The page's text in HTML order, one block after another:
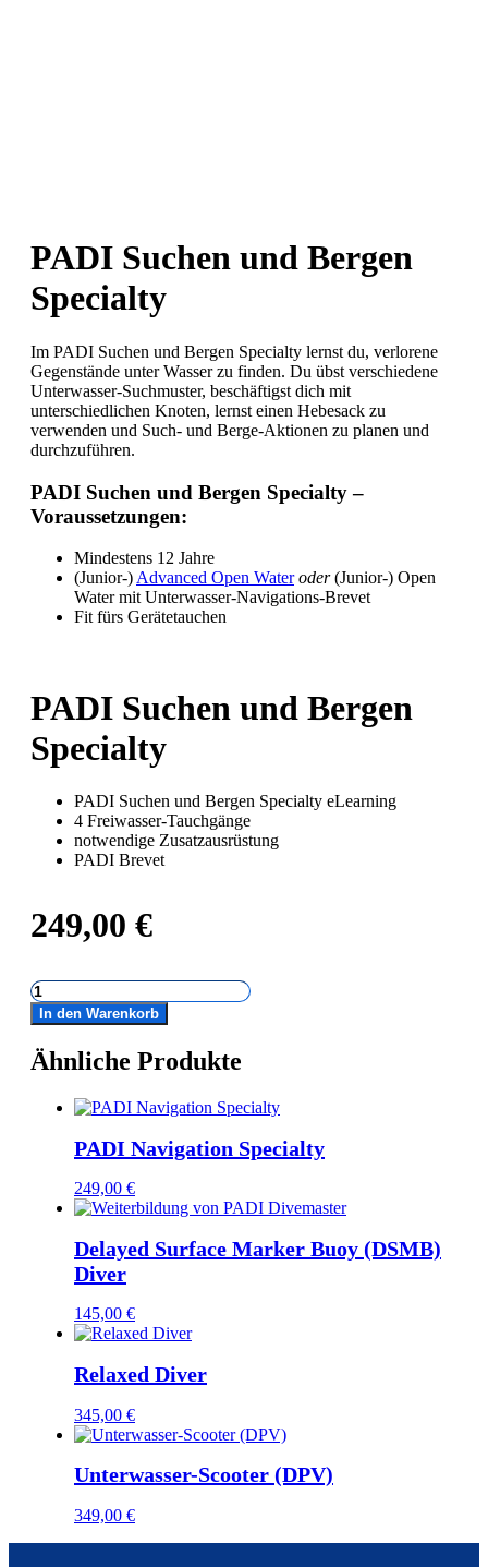
PADI Suchen und Bergen
Specialty
Im PADI Suchen und Bergen Specialty lernst du, verlorene
Gegenstände unter Wasser zu finden. Du übst verschiedene
Unterwasser-Suchmuster, beschäftigst dich mit
unterschiedlichen Knoten, lernst einen Hebesack zu
verwenden und Such- und Berge-Aktionen zu planen und
durchzuführen.
PADI Suchen und Bergen Specialty –
Voraussetzungen:
Mindestens 12 Jahre
(Junior-) Advanced Open Water oder(Junior-) Open
Water mit Unterwasser-Navigations-Brevet
Fit fürs Gerätetauchen
PADI Suchen und Bergen
Specialty
PADI Suchen und Bergen Specialty eLearning
4 Freiwasser-Tauchgänge
notwendige Zusatzausrüstung
PADI Brevet
249,00 €
PADI
Suchen
und
Bergen
Specialty
In den Warenkorb
Ähnliche Produkte
PADI Navigation Specialty
249,00 €
Delayed Surface Marker Buoy (DSMB)
Diver
145,00 €
Relaxed Diver
345,00 €
Unterwasser-Scooter (DPV)
349,00 €